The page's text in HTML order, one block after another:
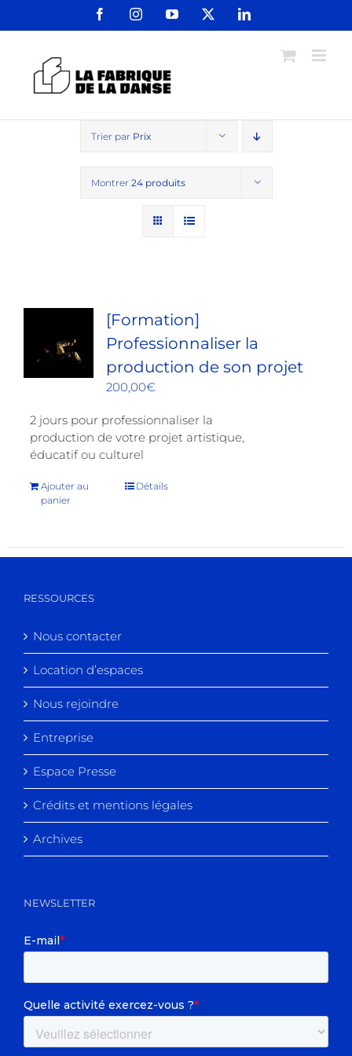
FacebookInstagramYouTube LinkedIn
Trier par Prix
Montrer 24 produits
[Formation]
Professionnaliser la
production de son projet
200,00€
2 jours pour professionnaliser la
production de votre projet artistique,
éducatif ou culturel
Ajouter au
panier
Détails
RESSOURCES
Nous contacter
Location d’espaces
Nous rejoindre
Entreprise
Espace Presse
Crédits et mentions légales
Archives
NEWSLETTER